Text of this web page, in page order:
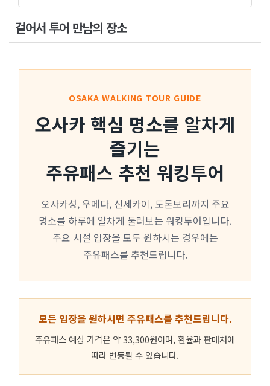
걸어서 투어 만남의 장소
OSAKA WALKING TOUR GUIDE
오사카 핵심 명소를 알차게
즐기는
주유패스 추천 워킹투어
오사카성, 우메다, 신세카이, 도톤보리까지 주요
명소를 하루에 알차게 둘러보는 워킹투어입니다.
주요 시설 입장을 모두 원하시는 경우에는
주유패스를 추천드립니다.
모든 입장을 원하시면 주유패스를 추천드립니다.
주유패스 예상 가격은 약 33,300원이며, 환율과 판매처에
따라 변동될 수 있습니다.